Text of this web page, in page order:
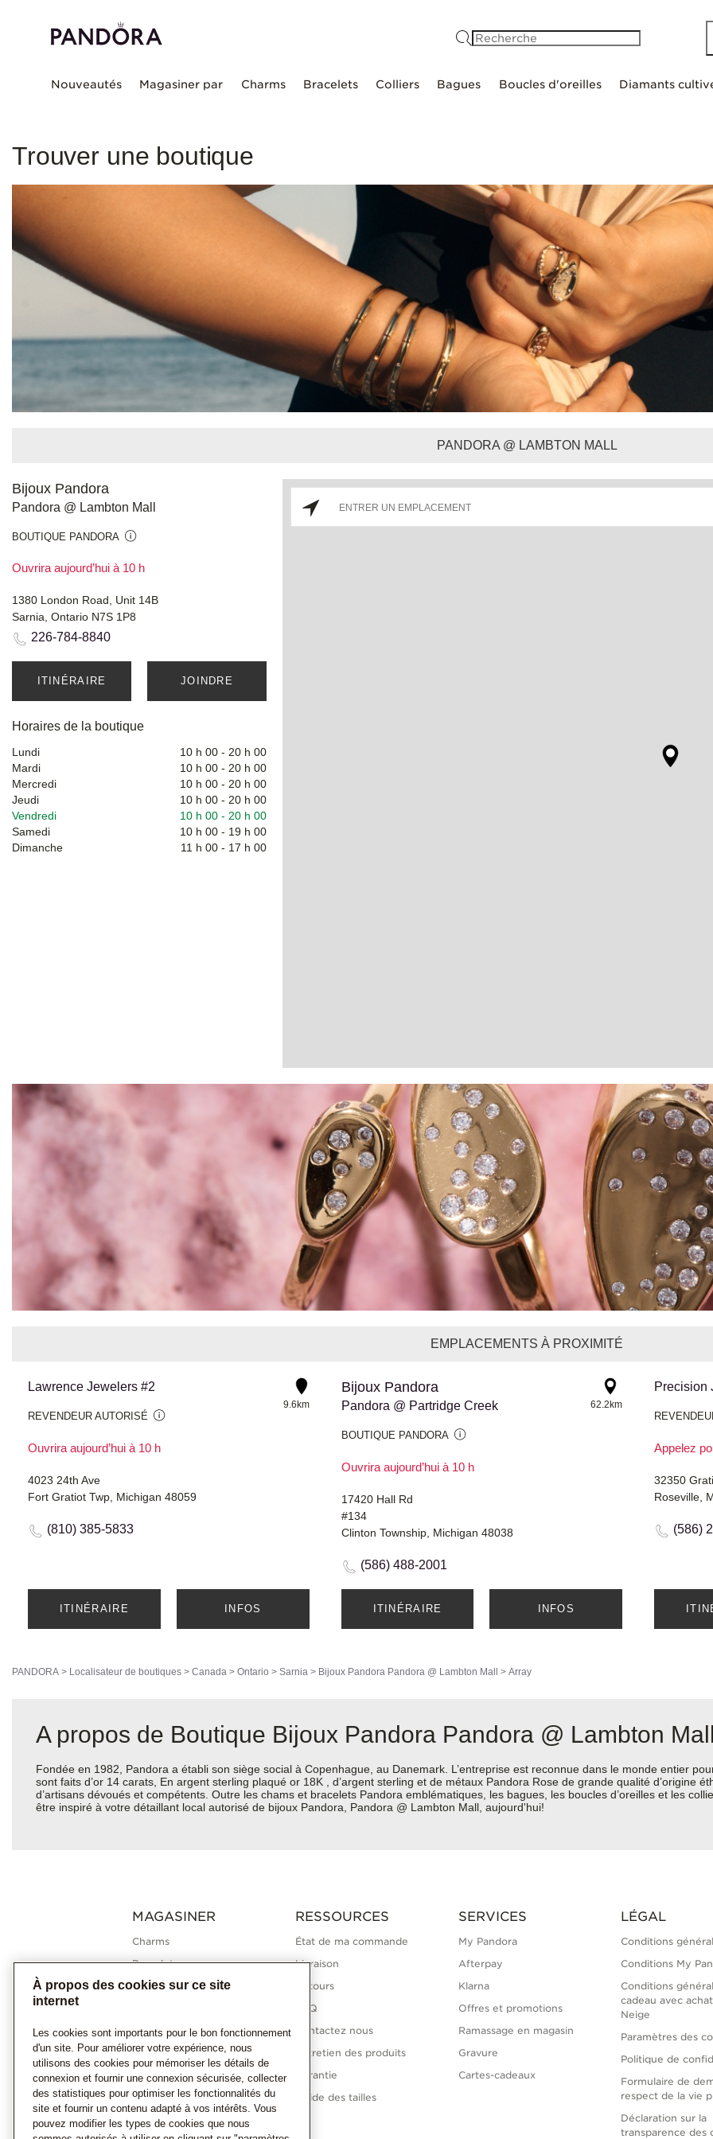
Nouveautés Magasiner par Charms Bracelets Colliers Bagues Boucles d'oreilles Diamants
Trouver une boutique
PANDORA @ LAMBTON MALL
Bijoux Pandora
Pandora @ Lambton Mall
BOUTIQUE PANDORA
Ouvrira aujourd’hui à 10 h
1380 London Road, Unit 14B
Sarnia, Ontario N7S 1P8
226-784-8840
ITINÉRAIRE JOINDRE
Horaires de la boutique
Lundi 10 h 00 - 20 h 00
Mardi
10 h 00 - 20 h 00
Mercredi
10 h 00 - 20 h 00
Jeudi
10 h 00 - 20 h 00
Vendredi
10 h 00 - 20 h 00
Samedi
10 h 00 - 19 h 00
Dimanche
11 h 00 - 17 h 00
EMPLACEMENTS À PROXIMITÉ
Lawrence Jewelers #2
REVENDEUR AUTORISÉ
Ouvrira aujourd’hui à 10 h
9.6km
4023 24th Ave
Fort Gratiot Twp, Michigan 48059
(810) 385-5833
ITINÉRAIRE INFOS
Bijoux Pandora
Pandora @ Partridge Creek
BOUTIQUE PANDORA
Ouvrira aujourd’hui à 10 h
62.2km
17420 Hall Rd
#134
Clinton Township, Michigan 48038
(586) 488-2001
ITINÉRAIRE INFOS
Precision
Appelez
32350
Roseville,
(586)
PANDORA > Localisateur de boutiques > Canada > Ontario > Sarnia > Bijoux Pandora Pandora @ Lambton Mall > Array
A propos de Boutique Bijoux Pandora Pandora @ Lambton
Fondée en 1982, Pandora a établi son siège social à Copenhague, au Danemark. L’entreprise est reconnue dans le monde entier
sont faits d’or 14 carats, En argent sterling plaqué or 18K , d’argent sterling et de métaux Pandora Rose de grande qualité d’origine
d’artisans dévoués et compétents. Outre les chams et bracelets Pandora emblématiques, les bagues, les boucles d’oreilles et les
être inspiré à votre détaillant local autorisé de bijoux Pandora, Pandora @ Lambton Mall, aujourd'hui!
MAGASINER
Charms
Bracelets
Bagues
Boucles d'oreilles
Collections Pandora
Diamants cultivés en
laboratoire
Cadeaux
RESSOURCES
État de ma commande
Livraison
Retours
FAQ
Contactez nous
Entretien des produits
Garantie
Guide des tailles
SERVICES
My Pandora
Afterpay
Klarna
Offres et promotions
Ramassage en magasin
Gravure
Cartes-cadeaux
LÉGAL
Conditions
Conditions My
Conditions
cadeau avec
Neige
Paramètres des
Politique de
Formulaire de
respect de la vie
Déclaration sur la
transparence des
À propos des cookies sur ce site
internet
Les cookies sont importants pour le bon fonctionnement
d'un site. Pour améliorer votre expérience, nous
utilisons des cookies pour mémoriser les détails de
connexion et fournir une connexion sécurisée, collecter
des statistiques pour optimiser les fonctionnalités du
site et fournir un contenu adapté à vos intérêts. Vous
pouvez modifier les types de cookies que nous